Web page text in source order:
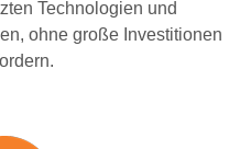
Technologien und
ohne große Investitionen